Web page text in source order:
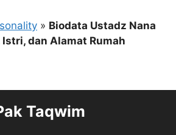
» Biodata Ustadz Nana
Istri, dan Alamat Rumah
Taqwim